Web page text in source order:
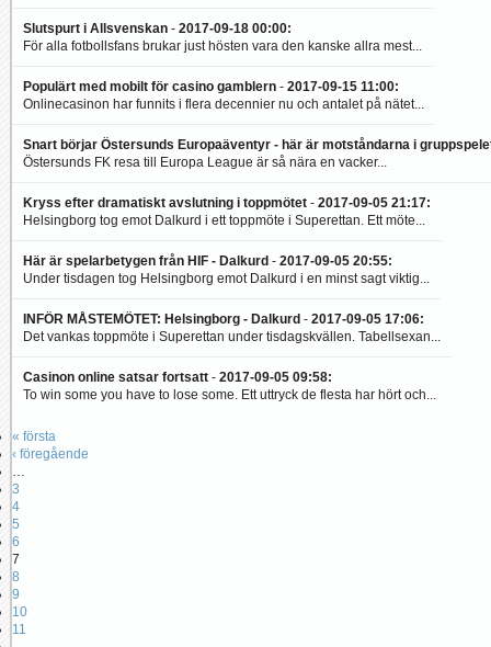
Slutspurt i Allsvenskan - 2017-09-18 00:00:
För alla fotbollsfans brukar just hösten vara den kanske allra mest...
Populärt med mobilt för casino gamblern - 2017-09-15 11:00:
Onlinecasinon har funnits i flera decennier nu och antalet på nätet...
Snart börjar Östersunds Europaäventyr - här är motståndarna i
Östersunds FK resa till Europa League är så nära en vacker...
Kryss efter dramatiskt avslutning i toppmötet - 2017-09-05 21:17:
Helsingborg tog emot Dalkurd i ett toppmöte i Superettan. Ett möte...
Här är spelarbetygen från HIF - Dalkurd - 2017-09-05 20:55:
Under tisdagen tog Helsingborg emot Dalkurd i en minst sagt viktig...
INFÖR MÅSTEMÖTET: Helsingborg - Dalkurd - 2017-09-05 17:06:
Det vankas toppmöte i Superettan under tisdagskvällen. Tabellsexan...
Casinon online satsar fortsatt - 2017-09-05 09:58:
To win some you have to lose some. Ett uttryck de flesta har hört och...
« första
‹ föregående
3
4
5
6
7
8
9
10
11